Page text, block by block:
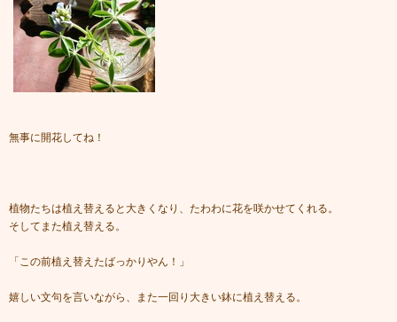
無事に開花してね！
植物たちは植え替えると大きくなり、たわわに花を咲かせてくれる。
そしてまた植え替える。
「この前植え替えたばっかりやん！」
嬉しい文句を言いながら、また一回り大きい鉢に植え替える。